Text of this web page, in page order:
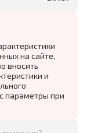
на сайте,
вносить
и
параметры при